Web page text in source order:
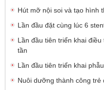
Hút mỡ nội soi và tạo hình
Lần đầu đặt cùng lúc 6
Lần đầu tiên triển khai
tần
Lần đầu tiên triển khai
Nuôi dưỡng thành công trẻ